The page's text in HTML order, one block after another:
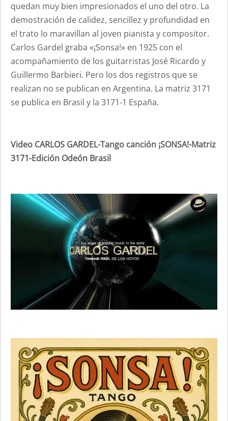
quedan muy bien impresionados el uno del otro. La
demostración de calidez, sencillez y profundidad en
el trato lo maravillan al joven pianista y compositor.
Carlos Gardel graba «¡Sonsa!» en 1925 con el
acompañamiento de los guitarristas José Ricardo y
Guillermo Barbieri. Pero los dos registros que se
realizan no se publican en Argentina. La matriz 3171
se publica en Brasil y la 3171-1 España.
Video CARLOS GARDEL-Tango canción ¡SONSA!-Matriz
3171-Edición Odeón Brasil